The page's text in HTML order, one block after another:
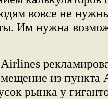
вовсе не
Им нужна
из пункта
рынка у